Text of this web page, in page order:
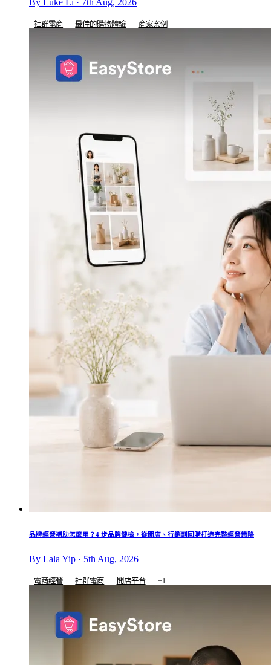
By Luke Li · 7th Aug, 2026
社群電商 最佳的購物體驗 商家案例
品牌經營補助怎麼用？4 步品牌健檢，從開店、行銷到回購打造完整經營策略
By Lala Yip · 5th Aug, 2026
電商經營 社群電商 開店平台 +1